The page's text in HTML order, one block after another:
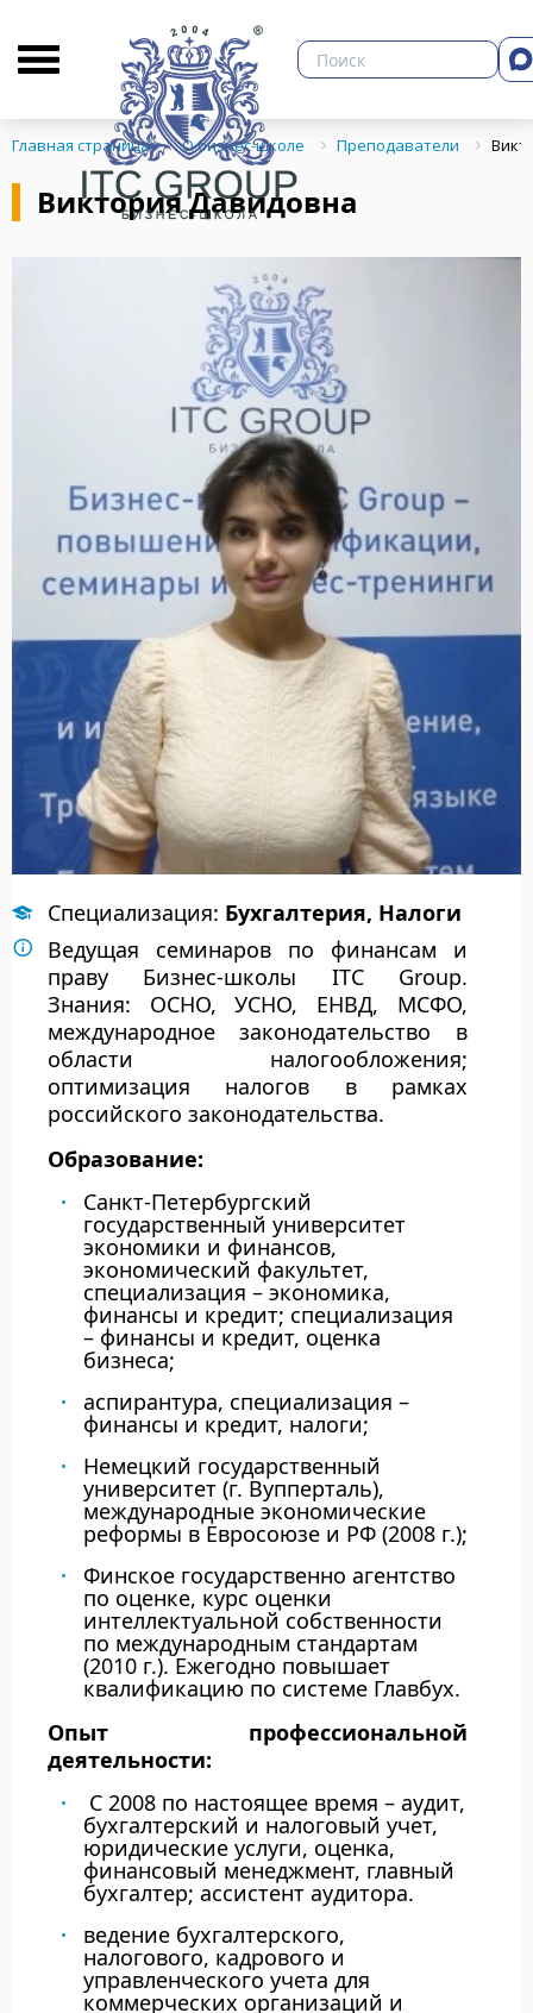
О бизнес-школе Библиотека
Главная страница О бизнес-школе Преподаватели
Виктория Давидовна
Специализация: Бухгалтерия, Налоги
Ведущая семинаров по финансам и
праву Бизнес-школы ITC Group.
Знания: ОСНО, УСНО, ЕНВД, МСФО,
международное законодательство в
области налогообложения;
оптимизация налогов в рамках
российского законодательства.
Образование:
Санкт-Петербургский
государственный университет
экономики и финансов,
экономический факультет,
специализация – экономика,
финансы и кредит; специализация
– финансы и кредит, оценка
бизнеса;
аспирантура, специализация –
финансы и кредит, налоги;
Немецкий государственный
университет (г. Вупперталь),
международные экономические
реформы в Евросоюзе и РФ (2008 г.);
Финское государственно агентство
по оценке, курс оценки
интеллектуальной собственности
по международным стандартам
(2010 г.). Ежегодно повышает
квалификацию по системе Главбух.
Опыт профессиональной
деятельности:
С 2008 по настоящее время – аудит,
бухгалтерский и налоговый учет,
юридические услуги, оценка,
финансовый менеджмент, главный
бухгалтер; ассистент аудитора.
ведение бухгалтерского,
налогового, кадрового и
управленческого учета для
коммерческих организаций и